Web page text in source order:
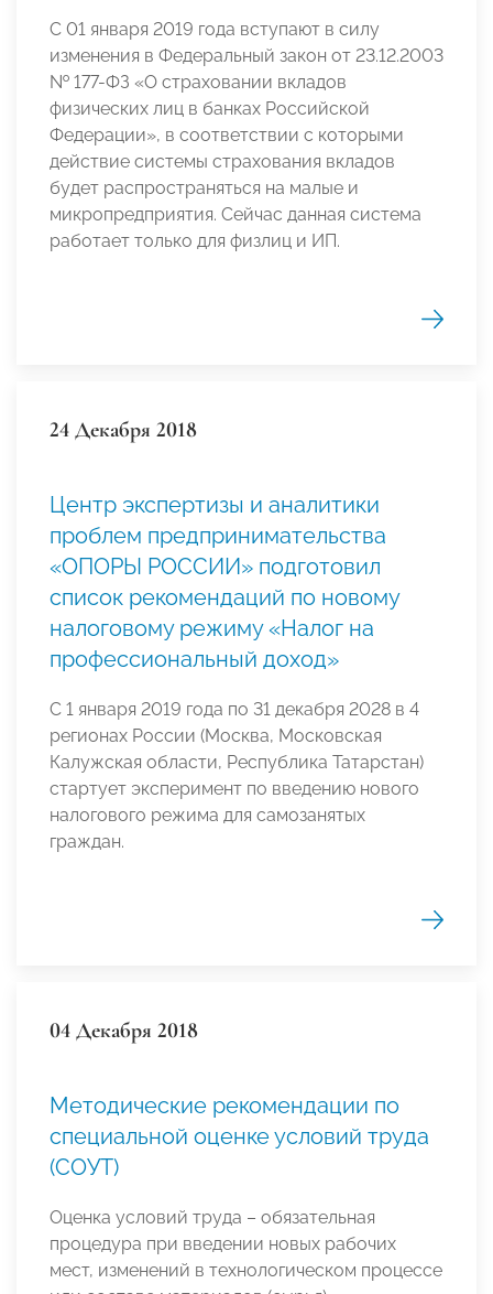
С 01 января 2019 года вступают в силу
изменения в Федеральный закон от 23.12.2003
№ 177-ФЗ «О страховании вкладов
физических лиц в банках Российской
Федерации», в соответствии с которыми
действие системы страхования вкладов
будет распространяться на малые и
микропредприятия. Сейчас данная система
работает только для физлиц и ИП.
24 Декабря 2018
Центр экспертизы и аналитики
проблем предпринимательства
«ОПОРЫ РОССИИ» подготовил
список рекомендаций по новому
налоговому режиму «Налог на
профессиональный доход»
С 1 января 2019 года по 31 декабря 2028 в 4
регионах России (Москва, Московская
Калужская области, Республика Татарстан)
стартует эксперимент по введению нового
налогового режима для самозанятых
граждан.
04 Декабря 2018
Методические рекомендации по
специальной оценке условий труда
(СОУТ)
Оценка условий труда – обязательная
процедура при введении новых рабочих
мест, изменений в технологическом процессе